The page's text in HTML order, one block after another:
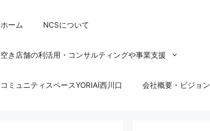
ホーム NCSについて
空き店舗の利活用・コンサルティングや事業支援
コミュニティスペースYORIAI西川口 会社概要・ビジョン